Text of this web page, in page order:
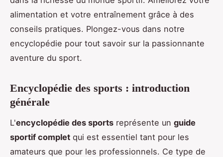
alimentation et votre entraînement grâce à des
conseils pratiques. Plongez-vous dans notre
encyclopédie pour tout savoir sur la passionnante
aventure du sport.
Encyclopédie des sports : introduction
générale
L'encyclopédie des sports représente un guide
sportif complet qui est essentiel tant pour les
amateurs que pour les professionnels. Ce type de